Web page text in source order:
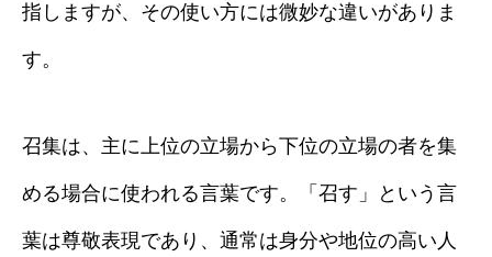
指しますが、その使い方には微妙な違いがありま
す。
召集は、主に上位の立場から下位の立場の者を集
める場合に使われる言葉です。「召す」という言
葉は尊敬表現であり、通常は身分や地位の高い人